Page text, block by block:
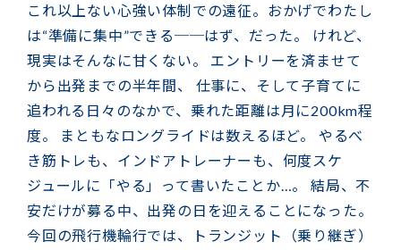
これ以上ない心強い体制での遠征。おかげでわたし
は“準備に集中”できる──はず、だった。 けれど、
現実はそんなに甘くない。 エントリーを済ませて
から出発までの半年間、 仕事に、そして子育てに
追われる日々のなかで、乗れた距離は月に200km程
度。 まともなロングライドは数えるほど。 やるべ
き筋トレも、インドアトレーナーも、何度スケ
ジュールに「やる」って書いたことか…。 結局、不
安だけが募る中、出発の日を迎えることになった。
今回の飛行機輪行では、トランジット（乗り継ぎ）